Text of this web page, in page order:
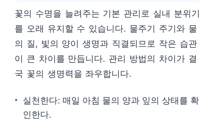
꽃의 수명을 늘려주는 기본 관리로 실내 분위기
를 오래 유지할 수 있습니다. 물주기 주기와 물
의 질, 빛의 양이 생명과 직결되므로 작은 습관
이 큰 차이를 만듭니다. 관리 방법의 차이가 결
국 꽃의 생명력을 좌우합니다.
실천한다: 매일 아침 물의 양과 잎의 상태를 확
인한다.